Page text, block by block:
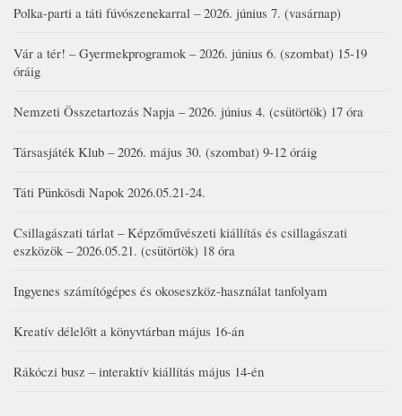
Polka-parti a táti fúvószenekarral – 2026. június 7. (vasárnap)
Vár a tér! – Gyermekprogramok – 2026. június 6. (szombat) 15-19
óráig
Nemzeti Összetartozás Napja – 2026. június 4. (csütörtök) 17 óra
Társasjáték Klub – 2026. május 30. (szombat) 9-12 óráig
Táti Pünkösdi Napok 2026.05.21-24.
Csillagászati tárlat – Képzőművészeti kiállítás és csillagászati
eszközök – 2026.05.21. (csütörtök) 18 óra
Ingyenes számítógépes és okoseszköz-használat tanfolyam
Kreatív délelőtt a könyvtárban május 16-án
Rákóczi busz – interaktív kiállítás május 14-én